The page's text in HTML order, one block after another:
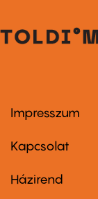
Footer
first
Impresszum
Kapcsolat
Footer
Házirend